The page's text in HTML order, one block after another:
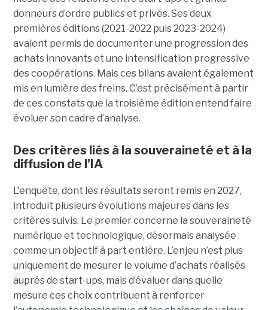
donneurs d’ordre publics et privés. Ses deux
premières éditions (2021-2022 puis 2023-2024)
avaient permis de documenter une progression des
achats innovants et une intensification progressive
des coopérations. Mais ces bilans avaient également
mis en lumière des freins. C’est précisément à partir
de ces constats que la troisième édition entend faire
évoluer son cadre d’analyse.
Des critères liés à la souveraineté et à la
diffusion de l'IA
L'enquête, dont les résultats seront remis en 2027,
introduit plusieurs évolutions majeures dans les
critères suivis. Le premier concerne la souveraineté
numérique et technologique, désormais analysée
comme un objectif à part entière. L’enjeu n’est plus
uniquement de mesurer le volume d’achats réalisés
auprès de start-ups, mais d’évaluer dans quelle
mesure ces choix contribuent à renforcer